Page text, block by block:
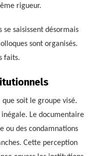
rigueur.
se saisissent désormais
sont organisés.
faits.
soit le groupe visé.
Le documentaire
ou des condamnations
Cette perception